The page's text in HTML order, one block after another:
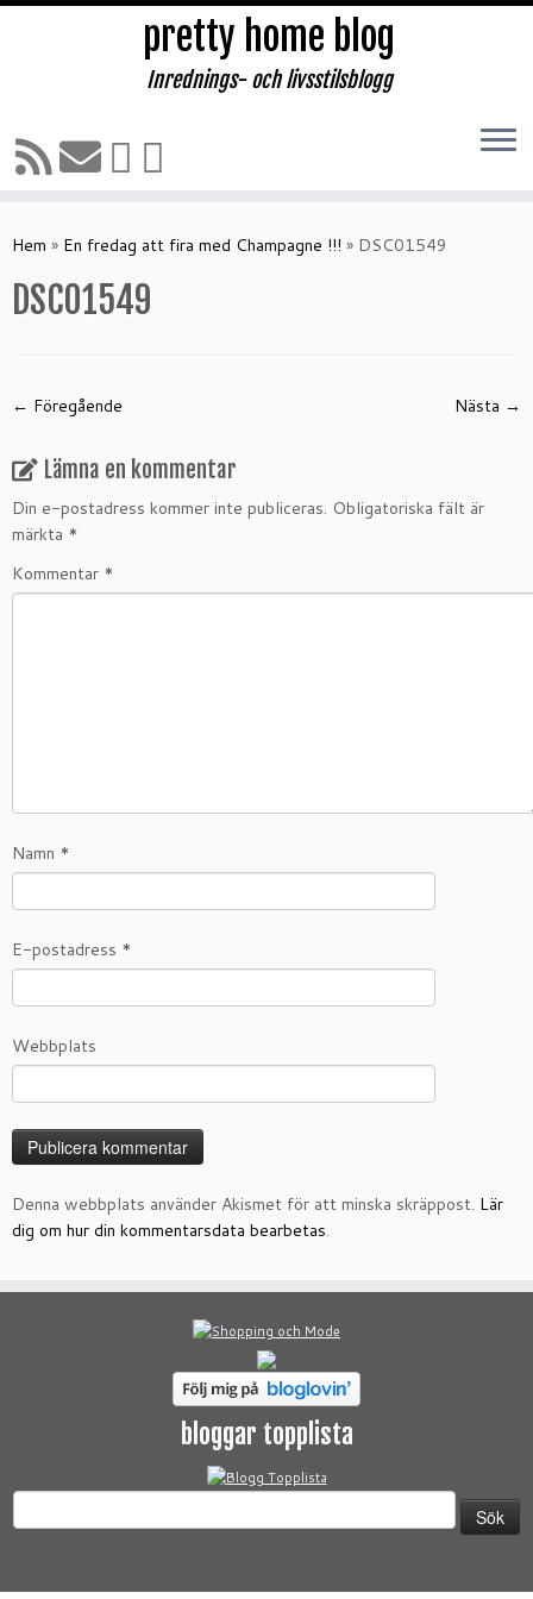
till
pretty home blog
Inrednings- och livsstilsblogg
Hem » En fredag att fira med Champagne !!! » DSC01549
DSC01549
← Föregående Nästa →
Lämna en kommentar
Din e-postadress kommer inte publiceras. Obligatoriska fält är
märkta *
Kommentar *
Namn *
E-postadress *
Webbplats
Denna webbplats använder Akismet för att minska skräppost. Lär
dig om hur din kommentarsdata bearbetas.
bloggar topplista
efter: